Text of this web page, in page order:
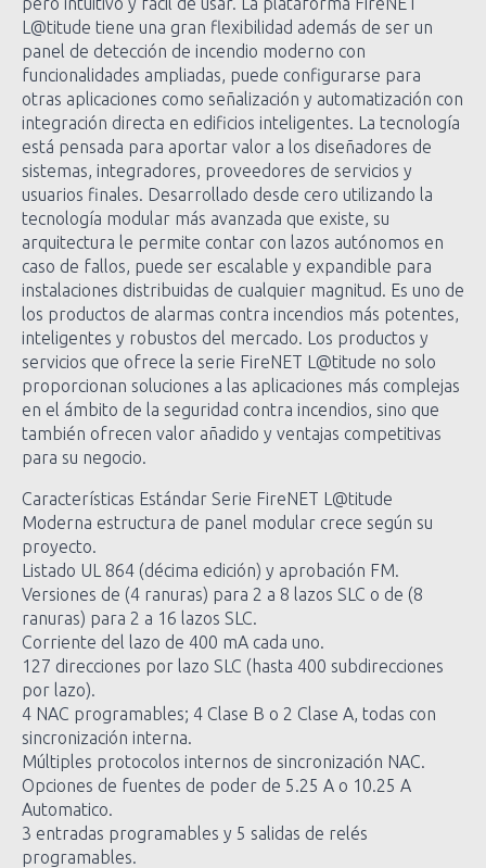
L@titude tiene una gran flexibilidad además de ser un
panel de detección de incendio moderno con
funcionalidades ampliadas, puede configurarse para
otras aplicaciones como señalización y automatización con
integración directa en edificios inteligentes. La tecnología
está pensada para aportar valor a los diseñadores de
sistemas, integradores, proveedores de servicios y
usuarios finales. Desarrollado desde cero utilizando la
tecnología modular más avanzada que existe, su
arquitectura le permite contar con lazos autónomos en
caso de fallos, puede ser escalable y expandible para
instalaciones distribuidas de cualquier magnitud. Es uno de
los productos de alarmas contra incendios más potentes,
inteligentes y robustos del mercado. Los productos y
servicios que ofrece la serie FireNET L@titude no solo
proporcionan soluciones a las aplicaciones más complejas
en el ámbito de la seguridad contra incendios, sino que
también ofrecen valor añadido y ventajas competitivas
para su negocio.
Características Estándar Serie FireNET L@titude
Moderna estructura de panel modular crece según su
proyecto.
Listado UL 864 (décima edición) y aprobación FM.
Versiones de (4 ranuras) para 2 a 8 lazos SLC o de (8
ranuras) para 2 a 16 lazos SLC.
Corriente del lazo de 400 mA cada uno.
127 direcciones por lazo SLC (hasta 400 subdirecciones
por lazo).
4 NAC programables; 4 Clase B o 2 Clase A, todas con
sincronización interna.
Múltiples protocolos internos de sincronización NAC.
Opciones de fuentes de poder de 5.25 A o 10.25 A
Automatico.
3 entradas programables y 5 salidas de relés
programables.